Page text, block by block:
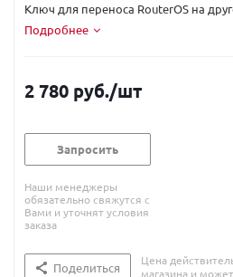
Ключ для переноса RouterOS на
Подробнее
2 780 руб./шт
Запросить
Наши менеджеры
обязательно свяжутся с
Вами и уточнят условия
заказа
Поделиться
Цена
магазина и